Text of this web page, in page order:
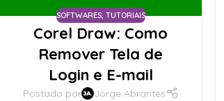
SOFTWARES, TUTORIAIS
Corel Draw: Como
Remover Tela de
Login e E-mail
Postado por
Jorge Abrantes